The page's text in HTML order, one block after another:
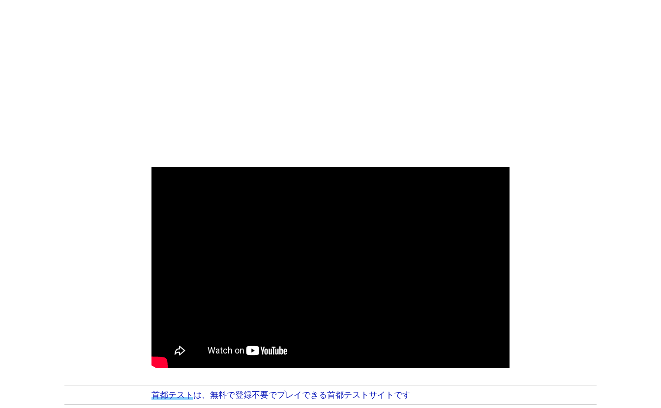
首都テスト は、無料で登録不要でプレイできる首都テストサイトです